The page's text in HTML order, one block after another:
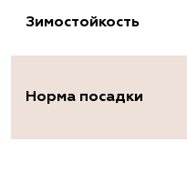
Зимостойкость
Норма посадки